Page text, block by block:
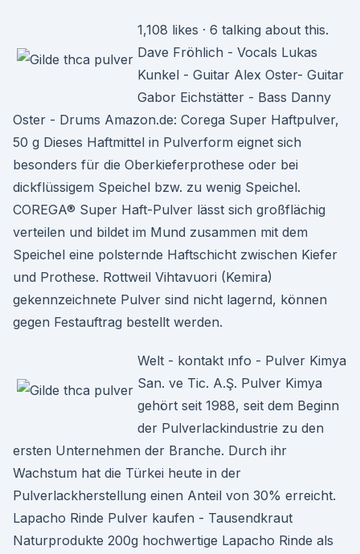
1,108 likes · 6 talking about this.
Dave Fröhlich - Vocals Lukas
Kunkel - Guitar Alex Oster- Guitar
Gabor Eichstätter - Bass Danny
Oster - Drums Amazon.de: Corega Super Haftpulver,
50 g Dieses Haftmittel in Pulverform eignet sich
besonders für die Oberkieferprothese oder bei
dickflüssigem Speichel bzw. zu wenig Speichel.
COREGA® Super Haft-Pulver lässt sich großflächig
verteilen und bildet im Mund zusammen mit dem
Speichel eine polsternde Haftschicht zwischen Kiefer
und Prothese. Rottweil Vihtavuori (Kemira)
gekennzeichnete Pulver sind nicht lagernd, können
gegen Festauftrag bestellt werden.
Welt - kontakt ınfo - Pulver Kimya
San. ve Tic. A.Ş. Pulver Kimya
gehört seit 1988, seit dem Beginn
der Pulverlackindustrie zu den
ersten Unternehmen der Branche. Durch ihr
Wachstum hat die Türkei heute in der
Pulverlackherstellung einen Anteil von 30% erreicht.
Lapacho Rinde Pulver kaufen - Tausendkraut
Naturprodukte 200g hochwertige Lapacho Rinde als